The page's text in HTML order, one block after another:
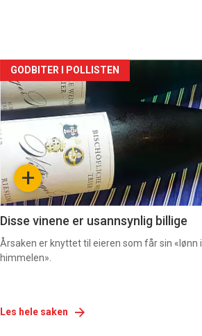
Forsiden
akkurat
nå
3 +
GODBITER I POLLISTEN
Disse vinene er usannsynlig billige
Årsaken er knyttet til eieren som får sin «lønn i
himmelen».
Les hele saken